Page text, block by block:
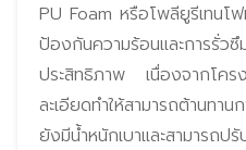
PU Foam หรือโพลียูรีเทนโ
ป้องกันความร้อนและการรั่ว
ประสิทธิภาพ เนื่องจากโคร
ละเอียดทำให้สามารถต้านท
ยังมีน้ำหนักเบาและสามารถป